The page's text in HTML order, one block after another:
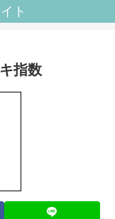
ト
指数